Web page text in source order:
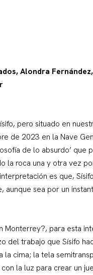
Alondra
pero situado en
de 2023 en la Nave
de lo absurdo’
la roca una y otra vez
es que,
sea por un
Monterrey?, para esta
del trabajo que Sísifo
la cima; la tela
la luz para crear un